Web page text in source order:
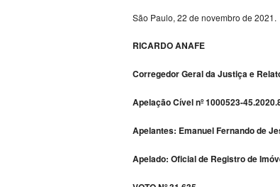
São Paulo, 22 de novembro de 2021.
RICARDO ANAFE
Corregedor Geral da Justiça e
Apelação Cível nº 1000523-
Apelantes: Emanuel Fernando de
Apelado: Oficial de Registro de